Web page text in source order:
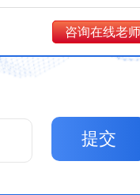
咨询在线老师
提交